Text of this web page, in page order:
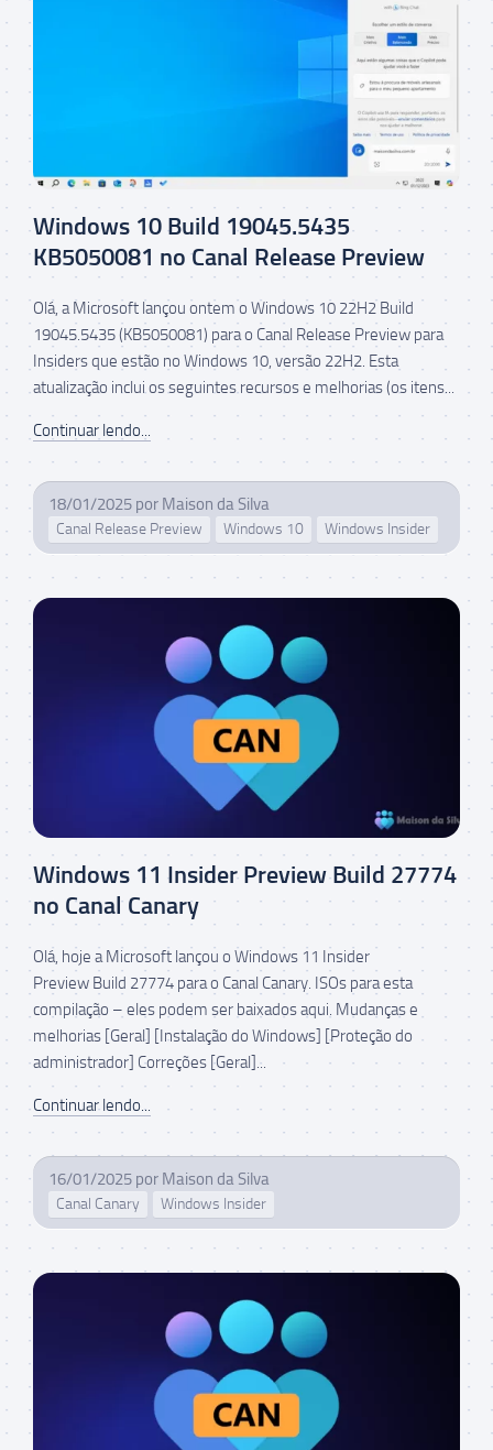
Windows 10 Build 19045.5435
KB5050081 no Canal Release Preview
Olá, a Microsoft lançou ontem o Windows 10 22H2 Build
19045.5435 (KB5050081) para o Canal Release Preview para
Insiders que estão no Windows 10, versão 22H2. Esta
atualização inclui os seguintes recursos e melhorias (os itens...
Continuar lendo...
18/01/2025 por Maison da Silva
Canal Release Preview Windows 10 Windows Insider
Windows 11 Insider Preview Build 27774
no Canal Canary
Olá, hoje a Microsoft lançou o Windows 11 Insider
Preview Build 27774 para o Canal Canary. ISOs para esta
compilação – eles podem ser baixados aqui. Mudanças e
melhorias [Geral] [Instalação do Windows] [Proteção do
administrador] Correções [Geral]...
Continuar lendo...
16/01/2025 por Maison da Silva
Canal Canary Windows Insider